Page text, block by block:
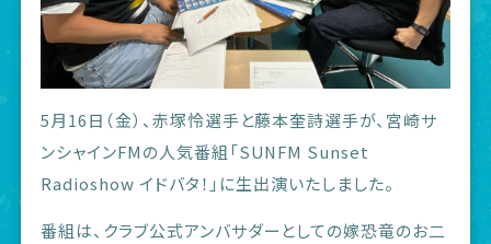
5月16日（金）、赤塚怜選手と藤本奎詩選手が、宮崎サ
ンシャインFMの人気番組「SUNFM Sunset
Radioshow イドバタ！」に生出演いたしました。
番組は、クラブ公式アンバサダーとしての嫁恐竜のお二